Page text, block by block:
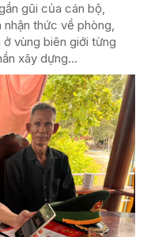
gũi của cán bộ,
thức về phòng,
vùng biên giới từng
xây dựng...